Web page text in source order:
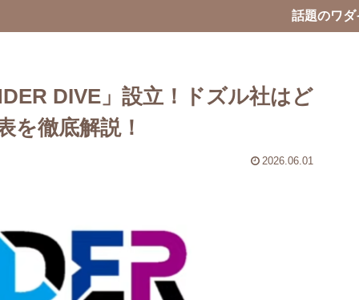
話題のワダ
DIVE」設立！ドズル社はど
を徹底解説！
2026.06.01